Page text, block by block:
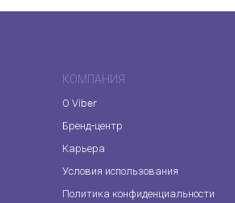
КОМПАНИЯ
О Viber
Бренд-центр
Карьера
Условия использования
Политика конфиденциальности